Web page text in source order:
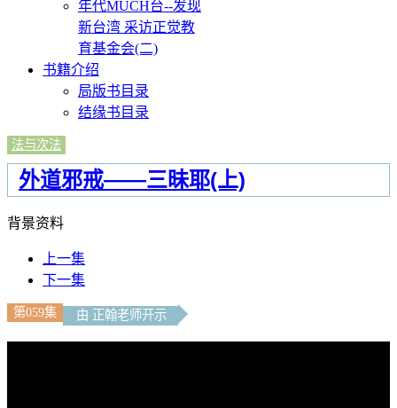
年代MUCH台--发现
新台湾 采访正觉教
育基金会(二)
书籍介绍
局版书目录
结缘书目录
法与次法
外道邪戒——三昧耶(上)
背景资料
上一集
下一集
第059集 由 正翰老师开示